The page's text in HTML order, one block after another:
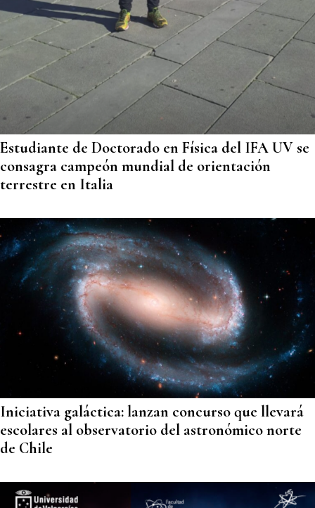
Estudiante de Doctorado en Física del IFA UV se
consagra campeón mundial de orientación
terrestre en Italia
Iniciativa galáctica: lanzan concurso que llevará
escolares al observatorio del astronómico norte
de Chile